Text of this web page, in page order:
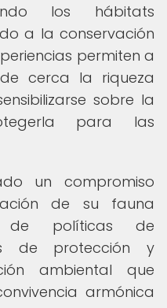
los hábitats
a la conservación
permiten a
cerca la riqueza
sobre la
para las
un compromiso
de su fauna
de políticas de
de protección y
ambiental que
armónica